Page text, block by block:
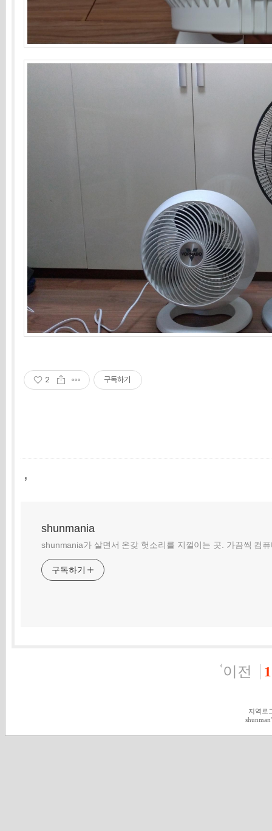
2 구독하기
,
shunmania
shunmania가 살면서 온갖 헛소리를 지껄이는 곳. 가끔씩 컴
구독하기
이전 1
지역로
shunman